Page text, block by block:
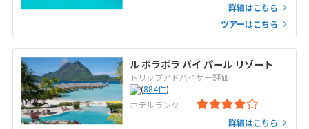
詳細はこちら
ツアーはこちら
ル ボラボラ バイ パール リゾート
トリップアドバイザー評価
(884件)
ホテルランク
詳細はこちら